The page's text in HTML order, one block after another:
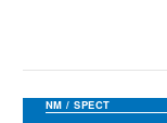
NM / SPECT